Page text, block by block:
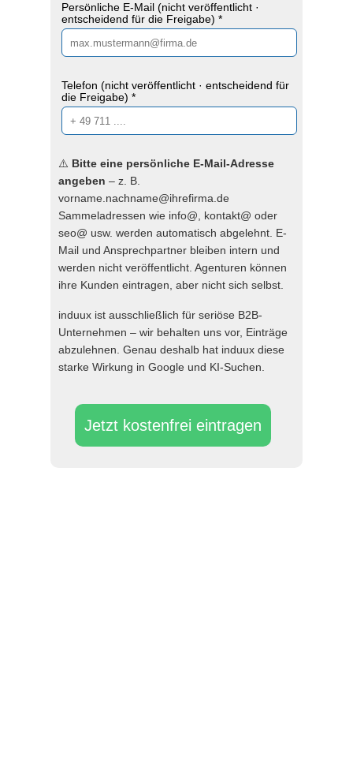
Persönliche E-Mail (nicht veröffentlicht ·
entscheidend für die Freigabe) *
Telefon (nicht veröffentlicht · entscheidend für
die Freigabe) *
Jetzt kostenfrei eintragen
⚠️ Bitte eine persönliche E-Mail-Adresse
angeben – z. B.
vorname.nachname@ihrefirma.de
Sammeladressen wie info@, kontakt@ oder
seo@ usw. werden automatisch abgelehnt. E-
Mail und Ansprechpartner bleiben intern und
werden nicht veröffentlicht. Agenturen können
ihre Kunden eintragen, aber nicht sich selbst.
induux ist ausschließlich für seriöse B2B-
Unternehmen – wir behalten uns vor, Einträge
abzulehnen. Genau deshalb hat induux diese
starke Wirkung in Google und KI-Suchen.